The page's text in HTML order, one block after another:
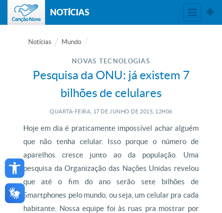
Open toolbar
NOTÍCIAS
Notícias Mundo
NOVAS TECNOLOGIAS
Pesquisa da ONU: já existem 7
bilhões de celulares
QUARTA-FEIRA, 17 DE JUNHO DE 2015, 12H06
Hoje em dia é praticamente impossível achar alguém
que não tenha celular. Isso porque o número de
aparelhos cresce junto ao da população. Uma
pesquisa da Organização das Nações Unidas revelou
que até o fim do ano serão sete bilhões de
Smartphones pelo mundo, ou seja, um celular pra cada
habitante. Nossa equipe foi às ruas pra mostrar por